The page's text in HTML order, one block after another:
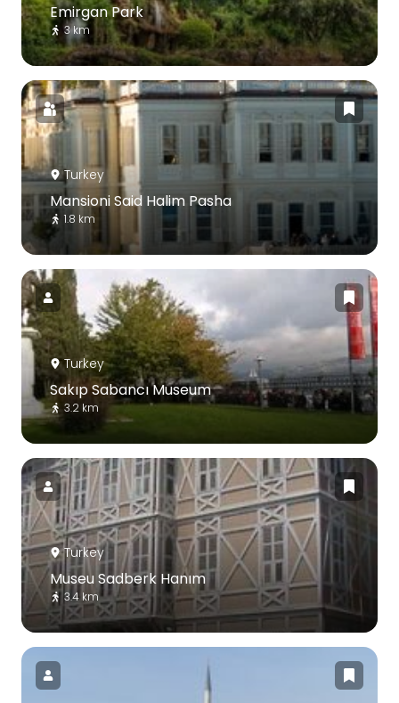
Emirgan Park
3 km
Turkey
Mansioni Said Halim Pasha
1.8 km
Turkey
Sakıp Sabancı Museum
3.2 km
Turkey
Museu Sadberk Hanım
3.4 km